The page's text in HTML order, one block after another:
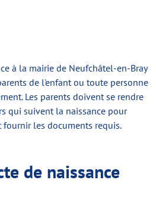
à la mairie de Neufchâtel-en-Bray
de l'enfant ou toute personne
Les parents doivent se rendre
qui suivent la naissance pour
les documents requis.
de naissance